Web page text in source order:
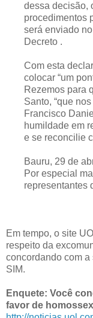
dessa decisão,
procedimentos
será enviado
Decreto .
Com esta
colocar “um
Rezemos para
Santo, “que
Francisco
humildade em
e se reconcilie
Bauru, 29 de
Por especial
representantes
Em tempo, o site
respeito da
concordando com
SIM.
Enquete: Você
favor de